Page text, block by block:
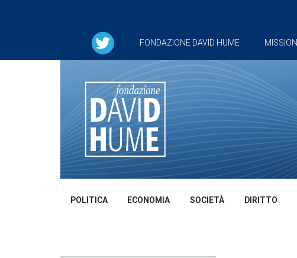
FONDAZIONE DAVID HUME MISSION
POLITICA ECONOMIA SOCIETÀ DIRITTO